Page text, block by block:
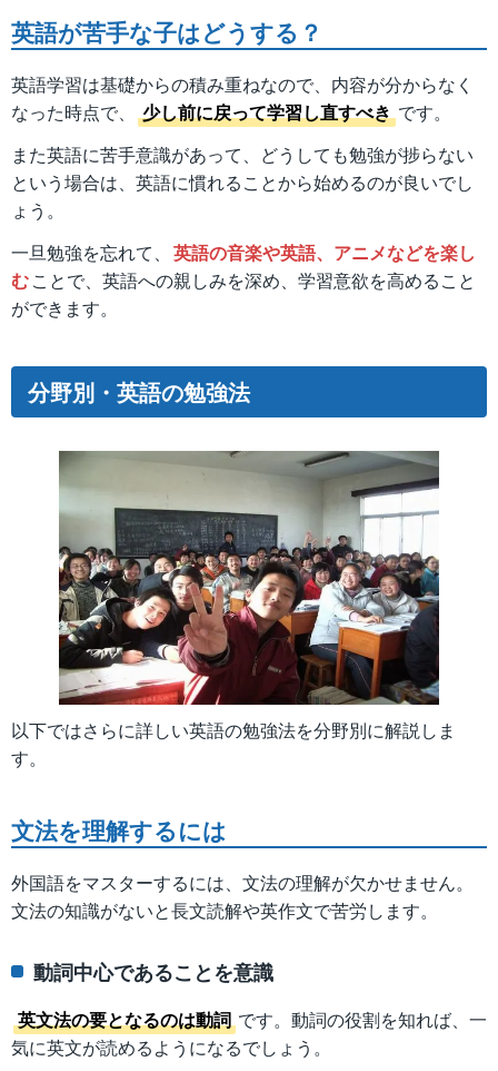
英語が苦手な子はどうする？
英語学習は基礎からの積み重ねなので、内容が分からなく
なった時点で、
少し前に戻って学習し直すべき です。
また英語に苦手意識があって、どうしても勉強が捗らない
という場合は、英語に慣れることから始めるのが良いでし
ょう。
一旦勉強を忘れて、 英語の音楽や英語、アニメなどを楽し
むことで、英語への親しみを深め、学習意欲を高めること
ができます。
分野別・英語の勉強法
以下ではさらに詳しい英語の勉強法を分野別に解説しま
す。
文法を理解するには
外国語をマスターするには、文法の理解が欠かせません。
文法の知識がないと長文読解や英作文で苦労します。
動詞中心であることを意識
英文法の要となるのは動詞 です。動詞の役割を知れば、一
気に英文が読めるようになるでしょう。